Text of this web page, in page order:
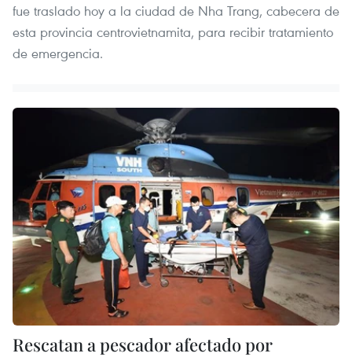
fue traslado hoy a la ciudad de Nha Trang, cabecera de
esta provincia centrovietnamita, para recibir tratamiento
de emergencia.
Rescatan a pescador afectado por